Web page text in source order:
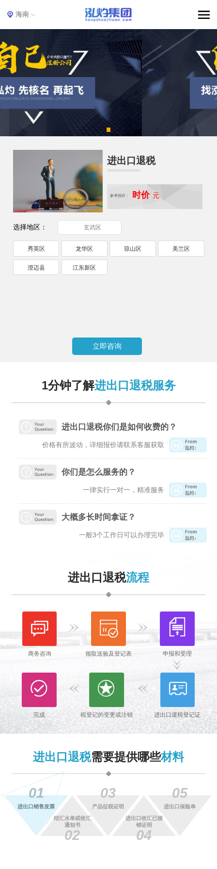
海南
进出口退税
JINCHUKOUTUISHUI
选择地区： 玄武区
秀英区 龙华区 琼山区 美兰区
澄迈县 江东新区
参考报价： 时价 元
立即咨询
1分钟了解进出口退税服务
进出口退税你们是如何收费的？
价格有所波动，详细报价请联系客服获取
你们是怎么服务的？
一律实行一对一，精准服务
大概多长时间拿证？
一般3个工作日可以办理完毕
进出口退税流程
商务咨询 领取送验及登记表 申报和受理
进出口退税登记证
税登记的变更或注销
完成
进出口退税需要提供哪些材料
01
进出口销售发票
结汇水单或收汇
通知书
02
03
产品征税证明
进出口收汇已核
销证明
04
05
进出口保险单